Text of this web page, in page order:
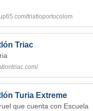
triatloportocolom
Triac
Turia Extreme
que cuenta con Escuela